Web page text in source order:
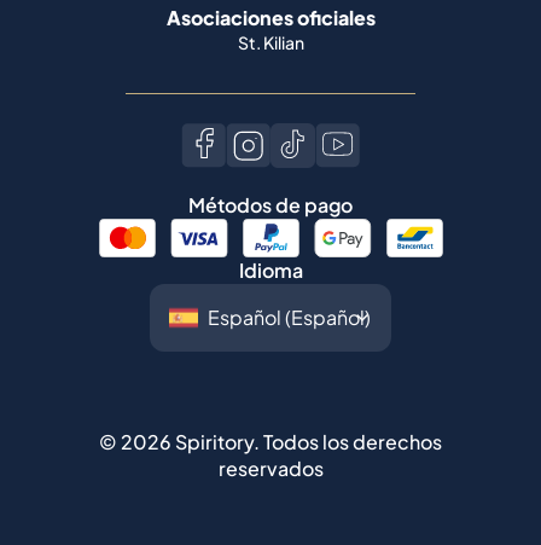
Asociaciones oficiales
St. Kilian
Métodos de pago
Idioma
© 2026 Spiritory.Todos los derechos
reservados